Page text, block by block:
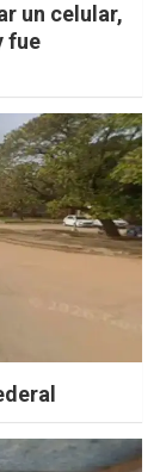
un celular,
fue